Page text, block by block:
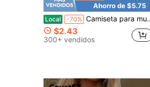
Ahorro de $5.75
Local -70% Camiseta para mujer talla grande Elemeno, diseño de maestra, estampado gráfico colorido del alfabeto ABC, camiseta casual de cuello redondo, elasticidad media, lavable a máquina
$2.43
300+ vendidos